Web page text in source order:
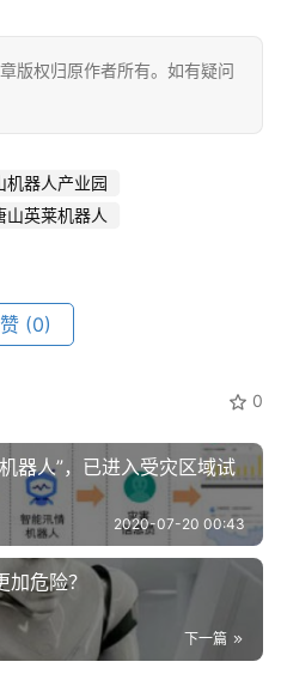
版权归原作者所有。如有疑问
机器人产业园
山英莱机器人
赞 (0)
0
器人”，已进入受灾区域试
2020-07-20 00:43
危险？
下一篇